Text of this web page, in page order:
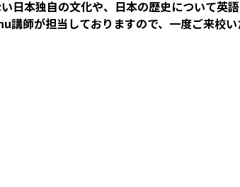
日本独自の文化や、日本の歴史について英語
講師が担当しておりますので、一度ご来校